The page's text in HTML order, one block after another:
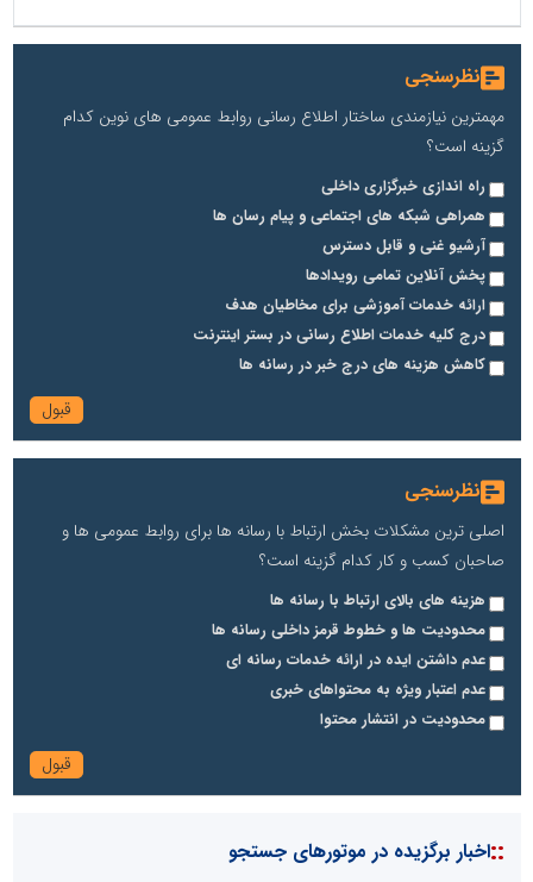
نظرسنجی
مهمترین نیازمندی ساختار اطلاع رسانی روابط عمومی های نوین کدام
گزینه است؟
راه اندازی خبرگزاری داخلی
همراهی شبکه های اجتماعی و پیام رسان ها
آرشیو غنی و قابل دسترس
پخش آنلاین تمامی رویدادها
ارائه خدمات آموزشی برای مخاطیان هدف
درج کلیه خدمات اطلاع رسانی در بستر اینترنت
کاهش هزینه های درج خبر در رسانه ها
نظرسنجی
اصلی ترین مشکلات بخش ارتباط با رسانه ها برای روابط عمومی ها و
صاحبان کسب و کار کدام گزینه است؟
هزینه های بالای ارتباط با رسانه ها
محدودیت ها و خطوط قرمز داخلی رسانه ها
عدم داشتن ایده در ارائه خدمات رسانه ای
عدم اعتبار ویژه به محتواهای خبری
محدودیت در انتشار محتوا
::اخبار برگزیده در موتورهای جستجو